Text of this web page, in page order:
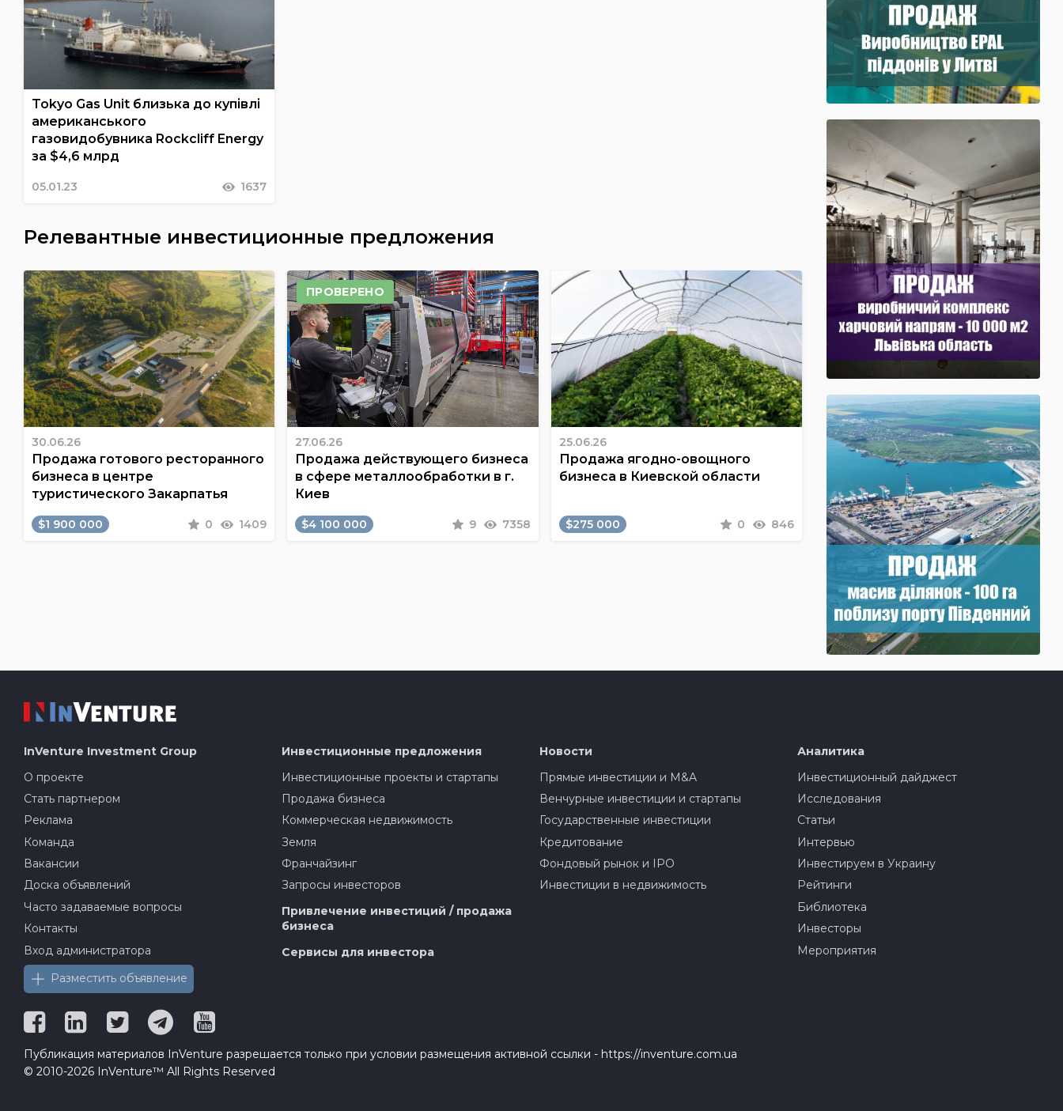
Tokyo Gas Unit близька до купівлі
американського
газовидобувника Rockcliff Energy
за $4,6 млрд
05.01.23 1637
Релевантные инвестиционные предложения
30.06.26
Продажа готового ресторанного
бизнеса в центре
туристического Закарпатья
$1 900 000 0 1409
ПРОВЕРЕНО
27.06.26
Продажа действующего бизнеса
в сфере металлообработки в г.
Киев
$4 100 000 9 7358
25.06.26
Продажа ягодно-овощного
бизнеса в Киевской области
$275 000 0 846
InVenture Investment Group
О проекте
Стать партнером
Реклама
Команда
Вакансии
Доска объявлений
Часто задаваемые вопросы
Контакты
Вход администратора
Разместить объявление
Инвестиционные предложения
Инвестиционные проекты и стартапы
Продажа бизнеса
Коммерческая недвижимость
Земля
Франчайзинг
Запросы инвесторов
Привлечение инвестиций / продажа
бизнеса
Сервисы для инвестора
Новости
Прямые инвестиции и M&A
Венчурные инвестиции и стартапы
Государственные инвестиции
Кредитование
Фондовый рынок и IPO
Инвестиции в недвижимость
Аналитика
Инвестиционный дайджест
Исследования
Статьи
Интервью
Инвестируем в Украину
Рейтинги
Библиотека
Инвесторы
Мероприятия
Публикация материалов InVenture разрешается только при условии размещения активной ссылки - https://inventure.com.ua
© 2010-2026 InVenture™ All Rights Reserved